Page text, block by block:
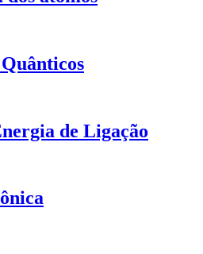
de Ligação